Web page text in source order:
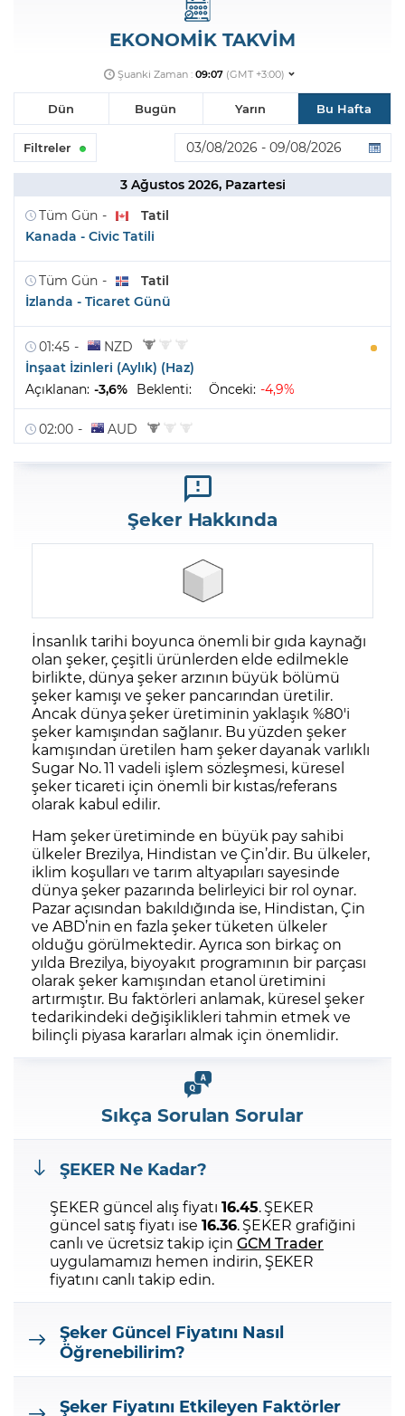
EKONOMİK TAKVİM
Şeker Hakkında
İnsanlık tarihi boyunca önemli bir gıda kaynağı
olan şeker, çeşitli ürünlerden elde edilmekle
birlikte, dünya şeker arzının büyük bölümü
şeker kamışı ve şeker pancarından üretilir.
Ancak dünya şeker üretiminin yaklaşık %80'i
şeker kamışından sağlanır. Bu yüzden şeker
kamışından üretilen ham şeker dayanak varlıklı
Sugar No. 11 vadeli işlem sözleşmesi, küresel
şeker ticareti için önemli bir kıstas/referans
olarak kabul edilir.
Ham şeker üretiminde en büyük pay sahibi
ülkeler Brezilya, Hindistan ve Çin’dir. Bu ülkeler,
iklim koşulları ve tarım altyapıları sayesinde
dünya şeker pazarında belirleyici bir rol oynar.
Pazar açısından bakıldığında ise, Hindistan, Çin
ve ABD’nin en fazla şeker tüketen ülkeler
olduğu görülmektedir. Ayrıca son birkaç on
yılda Brezilya, biyoyakıt programının bir parçası
olarak şeker kamışından etanol üretimini
artırmıştır. Bu faktörleri anlamak, küresel şeker
tedarikindeki değişiklikleri tahmin etmek ve
bilinçli piyasa kararları almak için önemlidir.
Sıkça Sorulan Sorular
ŞEKER Ne Kadar?
ŞEKER güncel alış fiyatı 16.45. ŞEKER
güncel satış fiyatı ise 16.36. ŞEKER grafiğini
canlı ve ücretsiz takip için GCM Trader
uygulamamızı hemen indirin, ŞEKER
fiyatını canlı takip edin.
Şeker Güncel Fiyatını Nasıl
Öğrenebilirim?
Şeker Fiyatını Etkileyen Faktörler